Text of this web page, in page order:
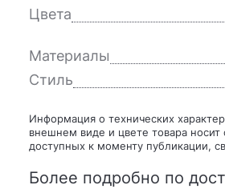
Цвета
Материалы
Стиль
Информация о технических характеристиках, комплекте поставки, стране изготовления,
внешнем виде и цвете товара носит
доступных к моменту публикации,
Более подробно по